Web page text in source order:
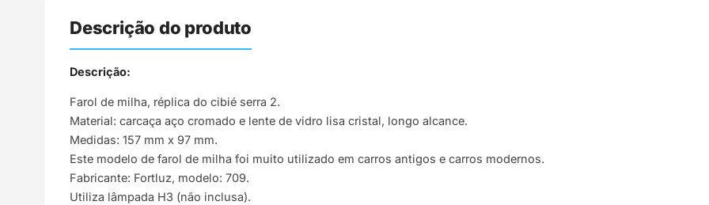
Descrição do produto
Descrição:
Farol de milha, réplica do cibié serra 2.
Material: carcaça aço cromado e lente de vidro lisa cristal, longo alcance.
Medidas: 157 mm x 97 mm.
Este modelo de farol de milha foi muito utilizado em carros antigos e carros modernos.
Fabricante: Fortluz, modelo: 709.
Utiliza lâmpada H3 (não inclusa).